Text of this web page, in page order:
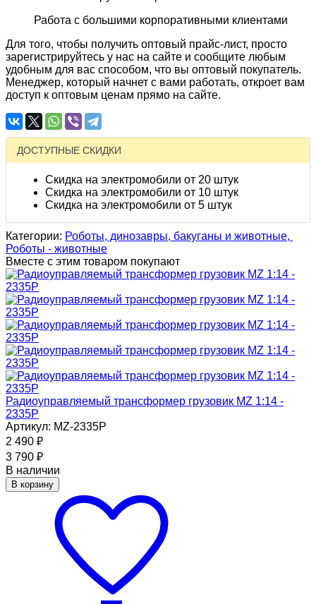
Работа с большими корпоративными клиентами
Для того, чтобы получить оптовый прайс-лист, просто
зарегистрируйтесь у нас на сайте и сообщите любым
удобным для вас способом, что вы оптовый покупатель.
Менеджер, который начнет с вами работать, откроет вам
доступ к оптовым ценам прямо на сайте.
ДОСТУПНЫЕ СКИДКИ
Скидка на электромобили от 20 штук
Скидка на электромобили от 10 штук
Скидка на электромобили от 5 штук
Категории: Роботы, динозавры, бакуганы и животные,
Роботы - животные
Вместе с этим товаром покупают
Радиоуправляемый трансформер грузовик MZ 1:14 -
2335P
Артикул: MZ-2335P
2 490 ₽
3 790 ₽
В наличии
В корзину